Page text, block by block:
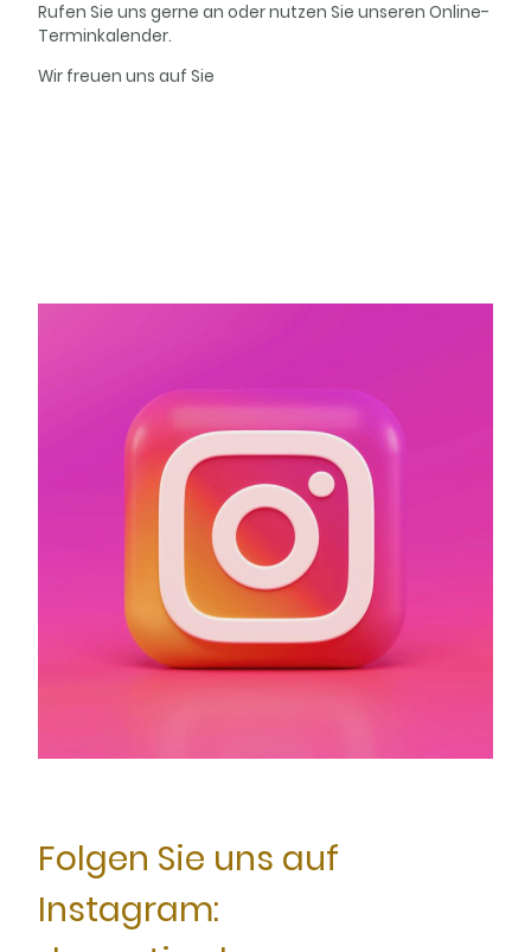
Rufen Sie uns gerne an oder nutzen Sie unseren Online-
Terminkalender.
Wir freuen uns auf Sie
Folgen Sie uns auf
Instagram: